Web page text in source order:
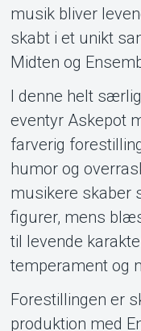
musik bliver
skabt i et unikt
Midten og
I denne helt
eventyr Askepot
farverig
humor og
musikere skaber
figurer, mens
til levende
temperament og
Forestillingen er
produktion med